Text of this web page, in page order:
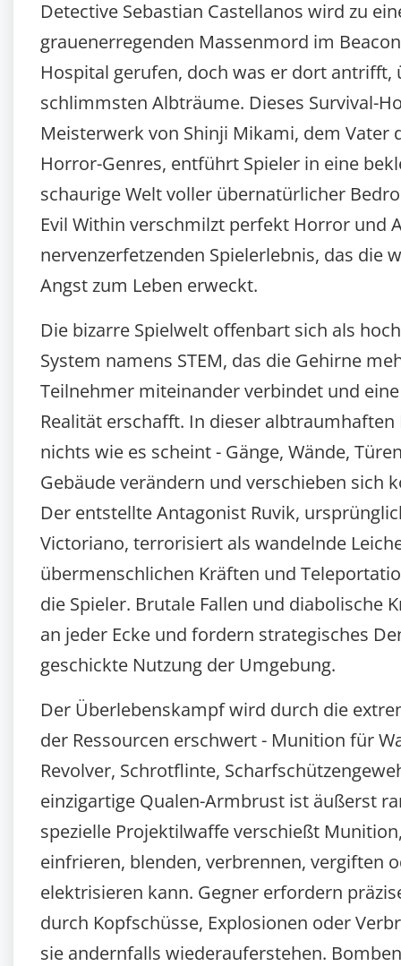
Detective Sebastian Castellanos wird zu
grauenerregenden Massenmord im
Hospital gerufen, doch was er dort antrifft,
schlimmsten Albträume. Dieses Survival-
Meisterwerk von Shinji Mikami, dem Vater
Horror-Genres, entführt Spieler in eine
schaurige Welt voller übernatürlicher
Evil Within verschmilzt perfekt Horror und
nervenzerfetzenden Spielerlebnis, das die
Angst zum Leben erweckt.
Die bizarre Spielwelt offenbart sich als
System namens STEM, das die Gehirne
Teilnehmer miteinander verbindet und
Realität erschafft. In dieser
nichts wie es scheint - Gänge, Wände,
Gebäude verändern und verschieben sich
Der entstellte Antagonist Ruvik,
Victoriano, terrorisiert als wandelnde
übermenschlichen Kräften und
die Spieler. Brutale Fallen und diabolische
an jeder Ecke und fordern strategisches
geschickte Nutzung der Umgebung.
Der Überlebenskampf wird durch die
der Ressourcen erschwert - Munition für
Revolver, Schrotflinte,
einzigartige Qualen-Armbrust ist äußerst
spezielle Projektilwaffe verschießt
einfrieren, blenden, verbrennen, vergiften
elektrisieren kann. Gegner erfordern
durch Kopfschüsse, Explosionen oder
sie andernfalls wiederauferstehen.